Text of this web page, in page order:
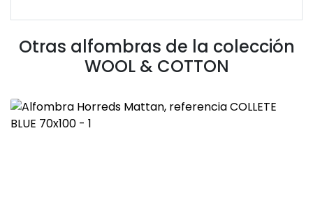
Otras alfombras de la colección
WOOL & COTTON